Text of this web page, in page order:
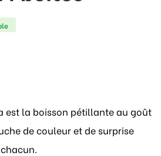
est la boisson pétillante au goût
de couleur et de surprise